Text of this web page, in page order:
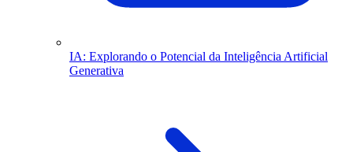
IA: Explorando o Potencial da Inteligência Artificial
Generativa